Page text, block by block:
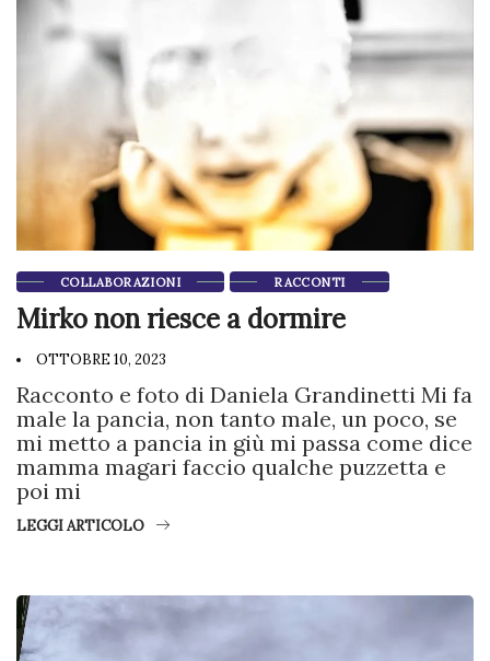
COLLABORAZIONI RACCONTI
Mirko non riesce a dormire
OTTOBRE 10, 2023
Racconto e foto di Daniela Grandinetti Mi fa
male la pancia, non tanto male, un poco, se
mi metto a pancia in giù mi passa come dice
mamma magari faccio qualche puzzetta e
poi mi
LEGGI ARTICOLO